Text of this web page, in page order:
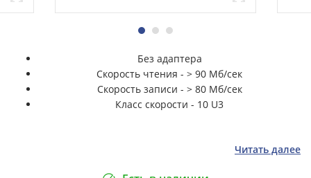
Читать далее
Без адаптера
Скорость чтения - > 90 Мб/сек
Скорость записи - > 80 Мб/сек
Класс скорости - 10 U3